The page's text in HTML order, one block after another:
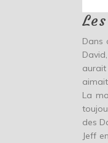
Dans
aurait
La
des
Jeff